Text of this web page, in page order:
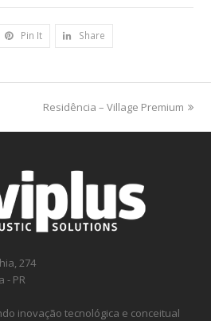
Pin It Share
next
Residência – Village Premium
274
- PR
inovação tecnológica e conceitual